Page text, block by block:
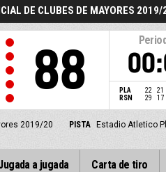
DE CLUBES DE MAYORES 2019/
88 PLA 22 21
RSN
29 17
2019/20 PISTA Estadio Atletico
a jugada Carta de tiro